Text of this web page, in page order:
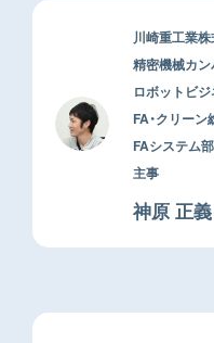
川崎重工業
精密機械カ
ロボットビ
FA・クリーン
FAシステム
主事
神原 正義